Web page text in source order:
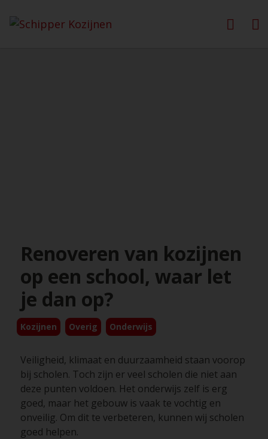
Renoveren van kozijnen
op een school, waar let
je dan op?
Kozijnen Overig Onderwijs
Veiligheid, klimaat en duurzaamheid staan voorop
bij scholen. Toch zijn er veel scholen die niet aan
deze punten voldoen. Het onderwijs zelf is erg
goed, maar het gebouw is vaak te vochtig en
onveilig. Om dit te verbeteren, kunnen wij scholen
goed helpen.